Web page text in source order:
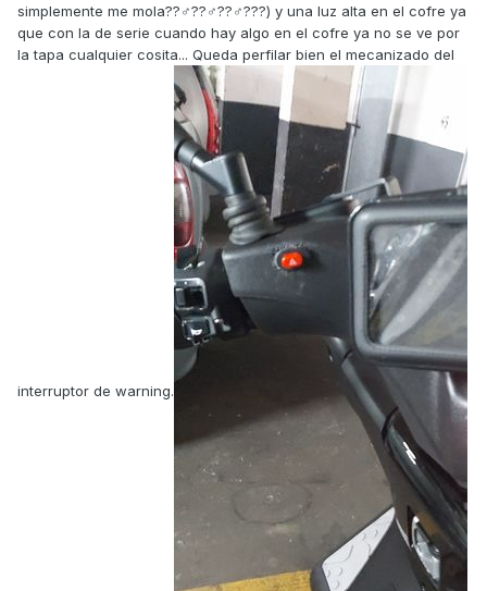
simplemente me mola??‍♂️??‍♂️??‍♂️???) y una luz alta en el cofre ya
que con la de serie cuando hay algo en el cofre ya no se ve por
la tapa cualquier cosita... Queda perfilar bien el mecanizado del
interruptor de warning.